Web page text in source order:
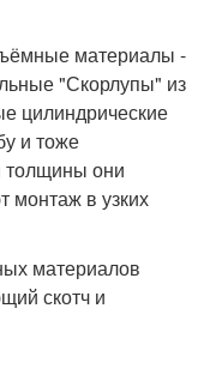
материалы -
"Скорлупы" из
цилиндрические
и тоже
толщины они
монтаж в узких
материалов
скотч и